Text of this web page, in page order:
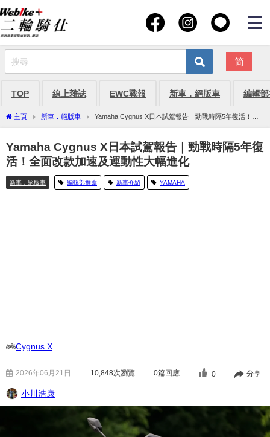
简
TOP 線上雜誌 EWC戰報 新車．絕版車 編輯
主頁 新車．絕版車
Yamaha Cygnus X日本試駕報告｜勁戰時隔5年復活！全
面改款加速及運動性大幅進化
Yamaha Cygnus X日本試駕報告｜勁戰時隔5年復
活！全面改款加速及運動性大幅進化
新車．絕版車 編輯部推薦 新車介紹 YAMAHA
Cygnus X
2026年06月21日 10,848次瀏覽 0篇回應 0 分享
小川浩康